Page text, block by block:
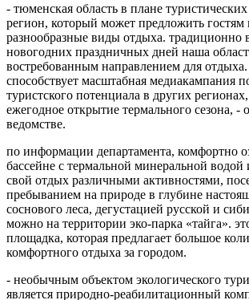
- тюменская область в плане
регион, который может предложить гостям
разнообразные виды отдыха. традиционно
новогодних праздничных дней наша
востребованным направлением для
способствует масштабная медиакампания
туристского потенциала в других
ежегодное открытие термального сезона, -
ведомстве.
по информации департамента, комфортно
бассейне с термальной минеральной водой
свой отдых различными активностями,
пребыванием на природе в глубине
соснового леса, дегустацией русской и
можно на территории эко-парка «тайга».
площадка, которая предлагает большое
комфортного отдыха за городом.
- необычным объектом экологического
является природно-реабилитационный